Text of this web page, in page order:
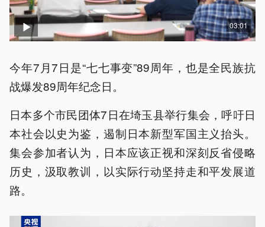
03:01
今年7月7日是“七七事变”89周年，也是全民族抗
战爆发89周年纪念日。
日本多个市民团体7日在埼玉县举行集会，呼吁日
本社会以史为鉴，遏制日本新型军国主义抬头。
集会参加者认为，日本应该正视和深刻反省侵略
历史，汲取教训，以实际行动坚持走和平发展道
路。